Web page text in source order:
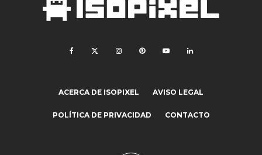
ACERCA DE ISOPIXEL AVISO LEGAL
POLÍTICA DE PRIVACIDAD CONTACTO